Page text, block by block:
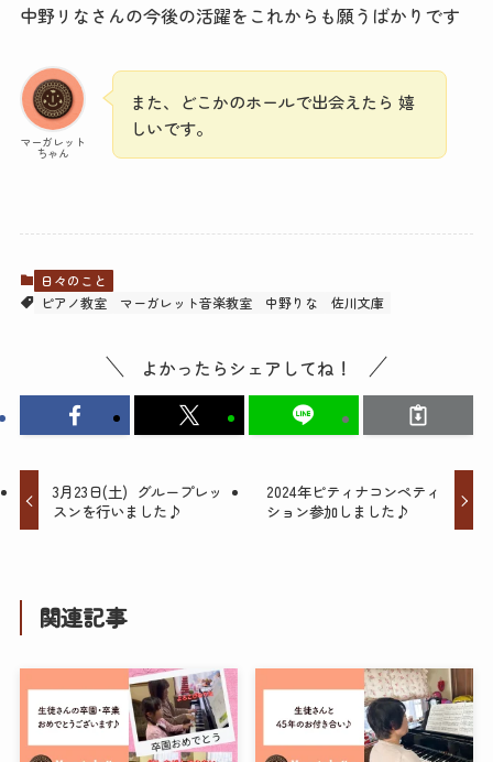
中野リなさんの今後の活躍をこれからも願うばかりです
マーガレット
ちゃん
また、どこかのホールで出会えたら 嬉
しいです。
日々のこと
ピアノ教室
マーガレット音楽教室 中野りな 佐川文庫
よかったらシェアしてね！
3月23日(土) グループレッ
スンを行いました♪
2024年ピティナコンペティ
ション参加しました♪
関連記事